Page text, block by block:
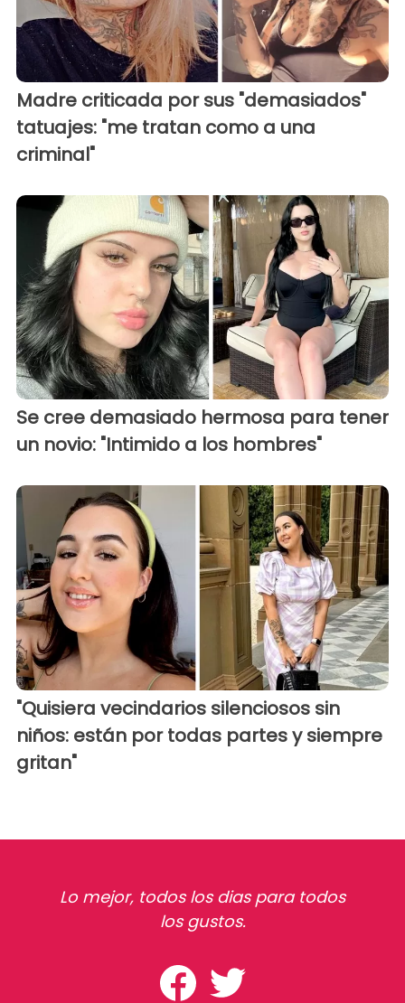
Madre criticada por sus "demasiados"
tatuajes: "me tratan como a una
criminal"
Se cree demasiado hermosa para tener
un novio: "Intimido a los hombres"
"Quisiera vecindarios silenciosos sin
niños: están por todas partes y siempre
gritan"
Lo mejor, todos los dias para todos
los gustos.